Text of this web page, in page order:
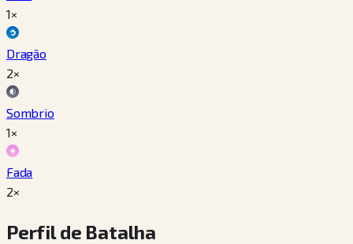
1×
Dragão
2×
Sombrio
1×
Fada
2×
Perfil de Batalha